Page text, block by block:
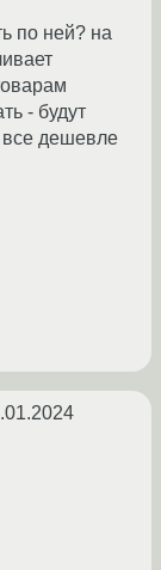
по ней? на
- будут
все дешевле